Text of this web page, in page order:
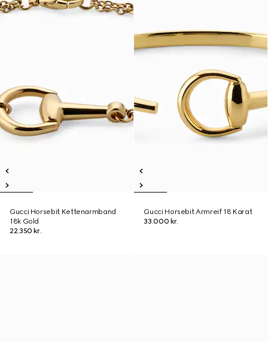
Gucci Horsebit Kettenarmband
18k Gold
22.350 kr.
Gucci Horsebit Armreif 18 Karat
33.000 kr.